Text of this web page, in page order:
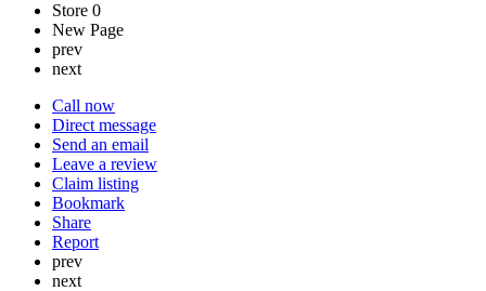
Store 0
New Page
prev
next
Call now
Direct message
Send an email
Leave a review
Claim listing
Bookmark
Share
Report
prev
next